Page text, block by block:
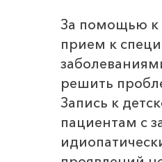
За помощью к
прием к
решить
Запись к
пациентам с